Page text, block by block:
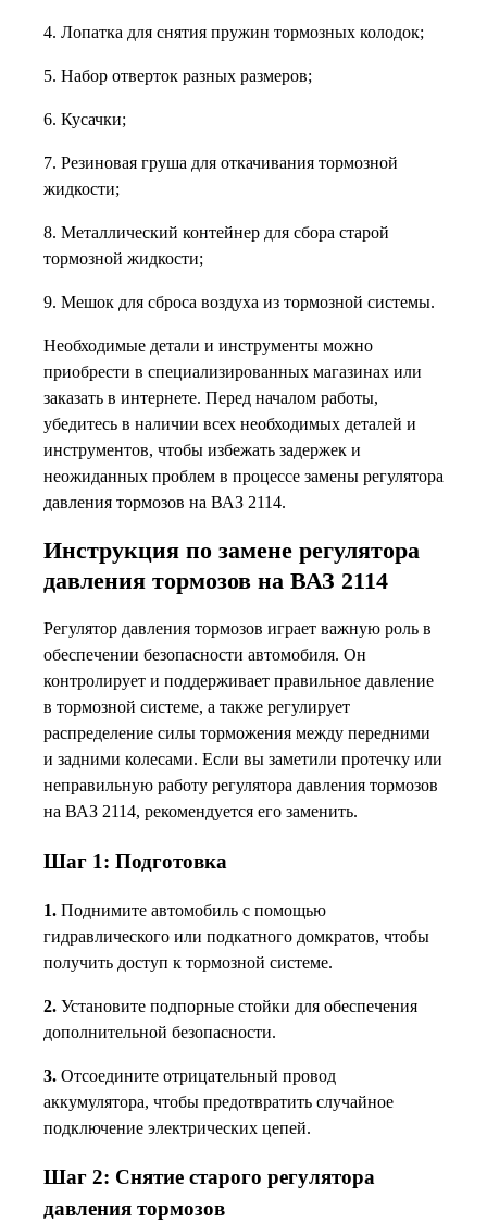
4. Лопатка для снятия пружин тормозных колодок;
5. Набор отверток разных размеров;
6. Кусачки;
7. Резиновая груша для откачивания тормозной
жидкости;
8. Металлический контейнер для сбора старой
тормозной жидкости;
9. Мешок для сброса воздуха из тормозной системы.
Необходимые детали и инструменты можно
приобрести в специализированных магазинах или
заказать в интернете. Перед началом работы,
убедитесь в наличии всех необходимых деталей и
инструментов, чтобы избежать задержек и
неожиданных проблем в процессе замены регулятора
давления тормозов на ВАЗ 2114.
Инструкция по замене регулятора
давления тормозов на ВАЗ 2114
Регулятор давления тормозов играет важную роль в
обеспечении безопасности автомобиля. Он
контролирует и поддерживает правильное давление
в тормозной системе, а также регулирует
распределение силы торможения между передними
и задними колесами. Если вы заметили протечку или
неправильную работу регулятора давления тормозов
на ВАЗ 2114, рекомендуется его заменить.
Шаг 1: Подготовка
1. Поднимите автомобиль с помощью
гидравлического или подкатного домкратов, чтобы
получить доступ к тормозной системе.
2. Установите подпорные стойки для обеспечения
дополнительной безопасности.
3. Отсоедините отрицательный провод
аккумулятора, чтобы предотвратить случайное
подключение электрических цепей.
Шаг 2: Снятие старого регулятора
давления тормозов